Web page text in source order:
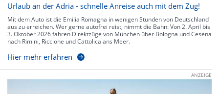
Urlaub an der Adria - schnelle Anreise auch mit dem Zug!
Mit dem Auto ist die Emilia Romagna in wenigen Stunden von Deutschland
aus zu erreichen. Wer gerne autofrei reist, nimmt die Bahn: Von 2. April bis
3. Oktober 2026 fahren Direktzüge von München über Bologna und Cesena
nach Rimini, Riccione und Cattolica ans Meer.
Hier mehr erfahren
ANZEIGE